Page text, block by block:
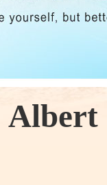
Albert